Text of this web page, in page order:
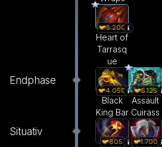
5.200
Heart of
Tarrasq
ue
Endphase
4.050
Black
King Bar
5.125
Assault
Cuirass
Situativ
805 1.700